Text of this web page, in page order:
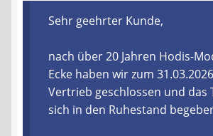
Shop
Warenkorb
Ablauf einer Bestellung
Sehr geehrter Kunde,
nach über 20 Jahren Hodis-
Ecke haben wir zum
Vertrieb geschlossen und das
sich in den Ruhestand